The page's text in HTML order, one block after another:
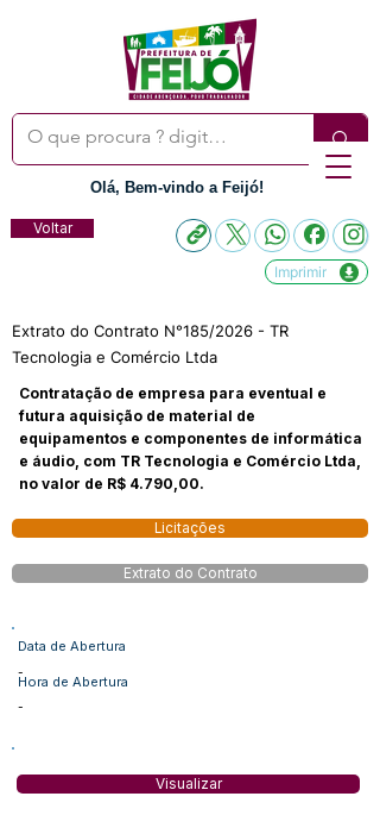
Olá, Bem-vindo a Feijó!
Voltar
Imprimir
Extrato do Contrato N°185/2026 - TR
Tecnologia e Comércio Ltda
Contratação de empresa para eventual e
futura aquisição de material de
equipamentos e componentes de informática
e áudio, com TR Tecnologia e Comércio Ltda,
no valor de R$ 4.790,00.
Licitações
Extrato do Contrato
Data de Abertura
-
Hora de Abertura
-
Visualizar